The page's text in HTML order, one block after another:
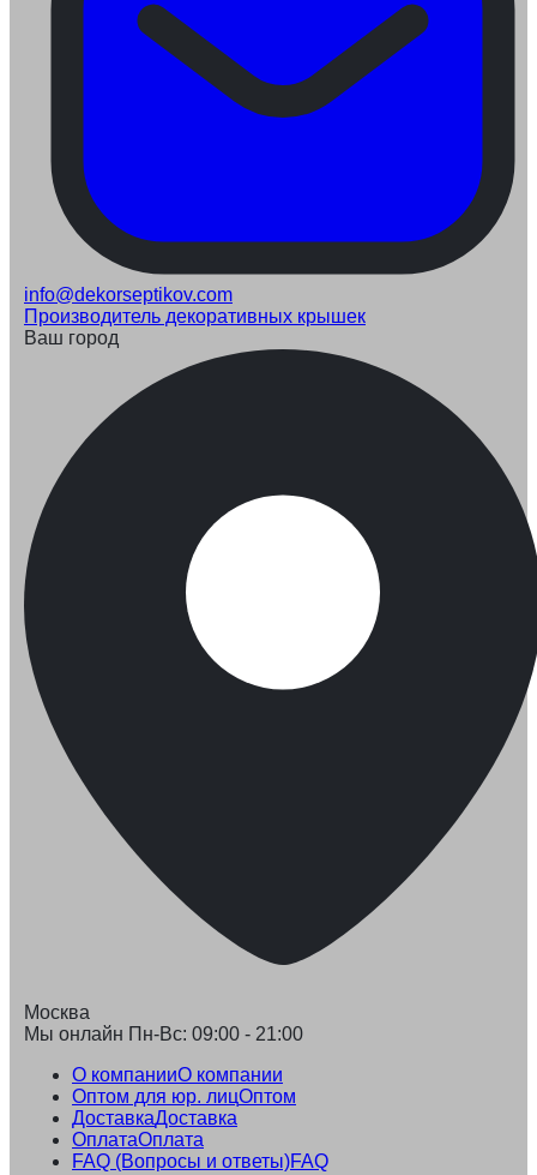
info@dekorseptikov.com
Производитель декоративных крышек
Ваш город
Москва
Мы онлайн Пн-Вс: 09:00 - 21:00
О компанииО компании
Оптом для юр. лицОптом
ДоставкаДоставка
ОплатаОплата
FAQ (Вопросы и ответы)FAQ